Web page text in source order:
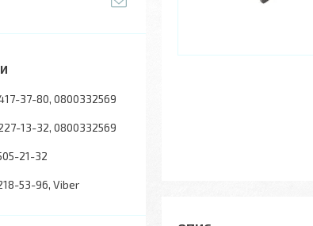
37-80 0800332569
13-32 0800332569
21-32
53-96 Viber